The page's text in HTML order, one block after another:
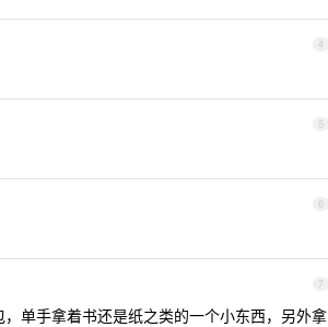
4
5
6
7
单手拿着书还是纸之类的一个小东西，另外拿